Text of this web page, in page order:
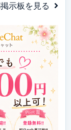
示板を見る